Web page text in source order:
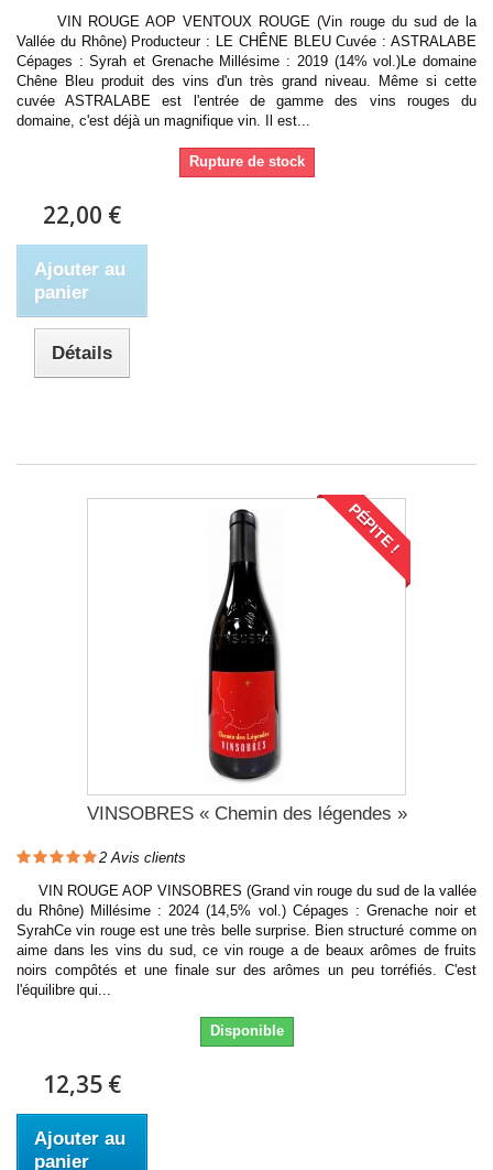
VIN ROUGE AOP VENTOUX ROUGE (Vin rouge du sud de la
Vallée du Rhône) Producteur : LE CHÊNE BLEU Cuvée : ASTRALABE
Cépages : Syrah et Grenache Millésime : 2019 (14% vol.)Le domaine
Chêne Bleu produit des vins d'un très grand niveau. Même si cette
cuvée ASTRALABE est l'entrée de gamme des vins rouges du
domaine, c'est déjà un magnifique vin. Il est...
Rupture de stock
22,00 €
Ajouter au
panier
Détails
PÉPITE !
VINSOBRES « Chemin des légendes »
2 Avis clients
VIN ROUGE AOP VINSOBRES (Grand vin rouge du sud de la vallée
du Rhône) Millésime : 2024 (14,5% vol.) Cépages : Grenache noir et
SyrahCe vin rouge est une très belle surprise. Bien structuré comme on
aime dans les vins du sud, ce vin rouge a de beaux arômes de fruits
noirs compôtés et une finale sur des arômes un peu torréfiés. C'est
l'équilibre qui...
Disponible
12,35 €
Ajouter au
panier